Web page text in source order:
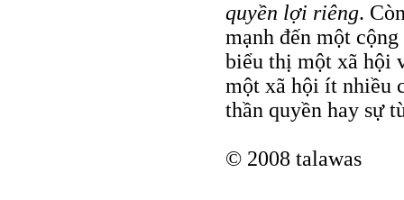
quyền lợi riêng.
mạnh đến một
biểu thị một xã hội
một xã hội ít nhiều
thần quyền hay sự
© 2008 talawas